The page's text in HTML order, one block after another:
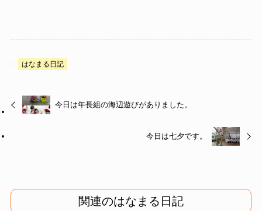
はなまる日記
今日は年長組の海辺遊びがありました。
今日は七夕です。
関連のはなまる日記